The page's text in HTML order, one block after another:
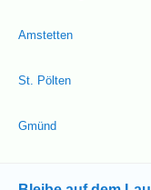
Amstetten
St. Pölten
Gmünd